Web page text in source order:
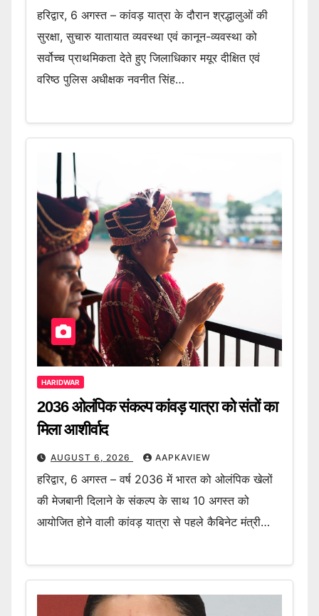
हरिद्वार, 6 अगस्त – कांवड़ यात्रा के दौरान श्रद्धालुओं की
सुरक्षा, सुचारु यातायात व्यवस्था एवं कानून-व्यवस्था को
सर्वोच्च प्राथमिकता देते हुए जिलाधिकार मयूर दीक्षित एवं
वरिष्ठ पुलिस अधीक्षक नवनीत सिंह…
HARIDWAR
2036 ओलंपिक संकल्प कांवड़ यात्रा को संतों का
मिला आशीर्वाद
AUGUST 6, 2026 AAPKAVIEW
हरिद्वार, 6 अगस्त – वर्ष 2036 में भारत को ओलंपिक खेलों
की मेजबानी दिलाने के संकल्प के साथ 10 अगस्त को
आयोजित होने वाली कांवड़ यात्रा से पहले कैबिनेट मंत्री…